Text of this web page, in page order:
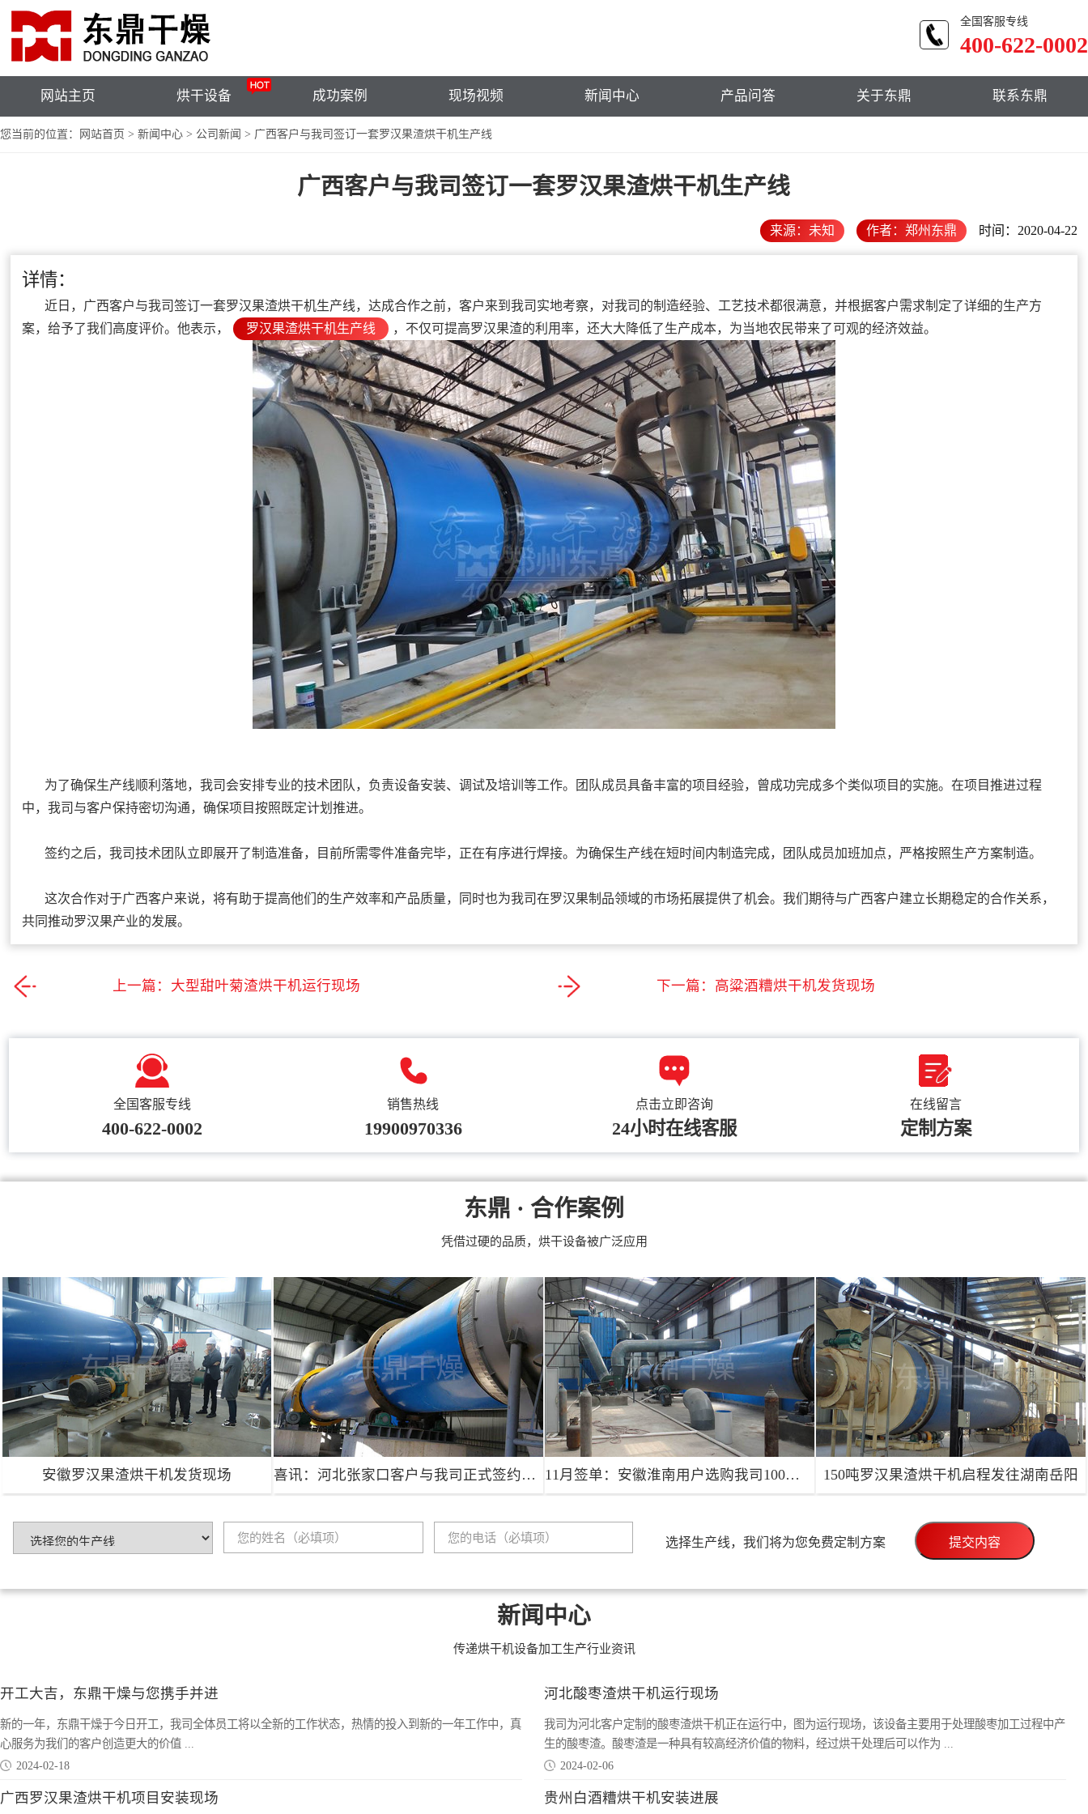
全国客服专线
400-622-0002
网站主页 烘干设备 成功案例 现场视频 新闻中心 产品问答 关于东鼎 联系东鼎
您当前的位置： 网站首页 > 新闻中心 > 公司新闻 > 广西客户与我司签订一套罗汉果渣烘干机生产线
广西客户与我司签订一套罗汉果渣烘干机生产线
来源：未知 作者：郑州东鼎 时间：2020-04-22
详情：
近日，广西客户与我司签订一套罗汉果渣烘干机生产线，达成合作之前，客户来到我司实地考察，对我司的制造经验、工艺技术都很满意，并根据客户需求制定了详细的生产方
案，给予了我们高度评价。他表示，
罗汉果渣烘干机生产线 ，不仅可提高罗汉果渣的利用率，还大大降低了生产成本，为当地农民带来了可观的经济效益。
为了确保生产线顺利落地，我司会安排专业的技术团队，负责设备安装、调试及培训等工作。团队成员具备丰富的项目经验，曾成功完成多个类似项目的实施。在项目推进过程
中，我司与客户保持密切沟通，确保项目按照既定计划推进。
签约之后，我司技术团队立即展开了制造准备，目前所需零件准备完毕，正在有序进行焊接。为确保生产线在短时间内制造完成，团队成员加班加点，严格按照生产方案制造。
这次合作对于广西客户来说，将有助于提高他们的生产效率和产品质量，同时也为我司在罗汉果制品领域的市场拓展提供了机会。我们期待与广西客户建立长期稳定的合作关系，
共同推动罗汉果产业的发展。
上一篇： 大型甜叶菊渣烘干机运行现场 下一篇： 高粱酒糟烘干机发货现场
全国客服专线
400-622-0002
销售热线
19900970336
点击立即咨询
24小时在线客服
在线留言
定制方案
东鼎 · 合作案例
凭借过硬的品质，烘干设备被广泛应用
安徽罗汉果渣烘干机发货现场
安徽罗汉果渣烘干机发货现场
喜讯：河北张家口客户与我司正式签约药渣烘干机
喜讯：河北张家口客户与我司正式签约药渣烘干机
11月签单：安徽淮南用户选购我司100吨地瓜渣烘干机
11月签单：安徽淮南用户选购我司100吨地瓜渣烘干机
150吨罗汉果渣烘干机启程发往湖南岳阳
选择生产线，我们将为您免费定制方案 提交内容
新闻中心
传递烘干机设备加工生产行业资讯
开工大吉，东鼎干燥与您携手并进
新的一年，东鼎干燥于今日开工，我司全体员工将以全新的工作状态，热情的投入到新的一年工作中，真
心服务为我们的客户创造更大的价值 ...
2024-02-18
河北酸枣渣烘干机运行现场
我司为河北客户定制的酸枣渣烘干机正在运行中，图为运行现场，该设备主要用于处理酸枣加工过程中产
生的酸枣渣。酸枣渣是一种具有较高经济价值的物料，经过烘干处理后可以作为 ...
2024-02-06
广西罗汉果渣烘干机项目安装现场 贵州白酒糟烘干机安装进展